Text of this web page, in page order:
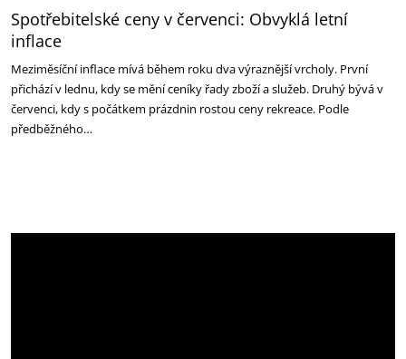
Spotřebitelské ceny v červenci: Obvyklá letní
inflace
Meziměsíční inflace mívá během roku dva výraznější vrcholy. První
přichází v lednu, kdy se mění ceníky řady zboží a služeb. Druhý bývá v
červenci, kdy s počátkem prázdnin rostou ceny rekreace. Podle
předběžného…